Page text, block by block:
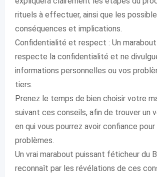
rituels à effectuer, ainsi que les
conséquences et implications.
Confidentialité et respect : Un
respecte la confidentialité et ne
informations personnelles ou vos
tiers.
Prenez le temps de bien choisir votre
suivant ces conseils, afin de trouver un
en qui vous pourrez avoir confiance
problèmes.
Un vrai marabout puissant féticheur du
reconnaît par les révélations de ces